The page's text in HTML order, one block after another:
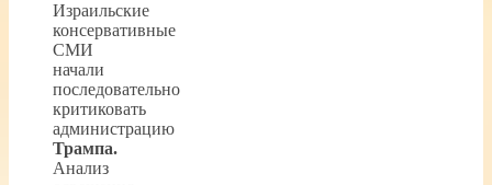
Израильские
консервативные
СМИ
начали
последовательно
критиковать
администрацию
Трампа.
Анализ